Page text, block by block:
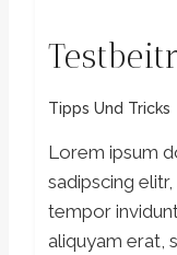
Tipps Und Tricks
Lorem ipsum
sadipscing
tempor
aliquyam erat,